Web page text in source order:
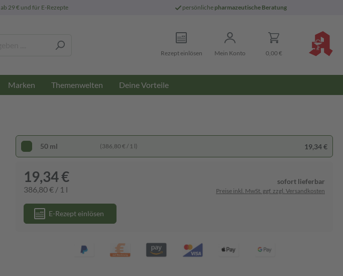
ab 29 € und für E-Rezepte persönliche pharmazeutische Beratung
Rezept einlösen Mein Konto 0,00 €
Marken Themenwelten Deine Vorteile
50 ml (386,80 € / 1 l) 19,34 €
19,34 €
386,80 € / 1 l
sofort lieferbar
Preise inkl. MwSt. ggf. zzgl. Versandkosten
E-Rezept einlösen